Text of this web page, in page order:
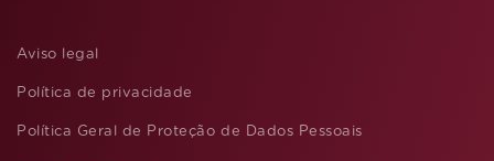
Aviso legal
Política de privacidade
Política Geral de Proteção de Dados Pessoais